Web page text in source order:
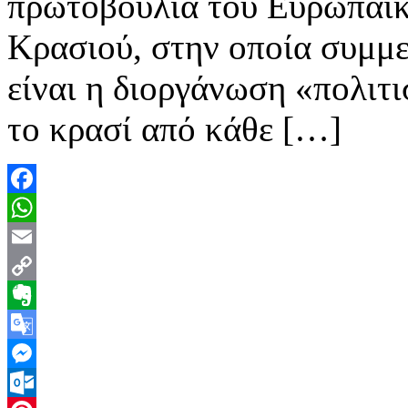
Κρασιού, στην οποία
είναι η διοργάνωση
το κρασί από κάθε […]
Facebook
WhatsApp
Email
Copy
Link
Evernote
Google
Translate
Messenger